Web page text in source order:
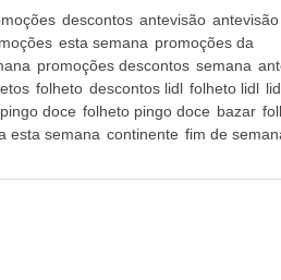
descontos antevisão antevisão
esta semana promoções da
promoções descontos semana
folheto descontos lidl folheto lidl
pingo doce folheto pingo doce bazar
esta semana continente fim de